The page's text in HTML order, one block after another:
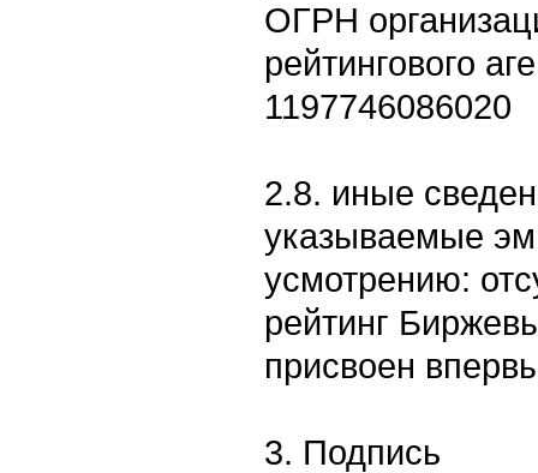
ОГРН
рейтингового
1197746086020
2.8. иные
указываемые
усмотрению:
рейтинг
присвоен
3. Подпись